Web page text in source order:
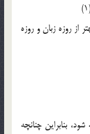
از روزه زبان و روزه
بنابراین چنانچه